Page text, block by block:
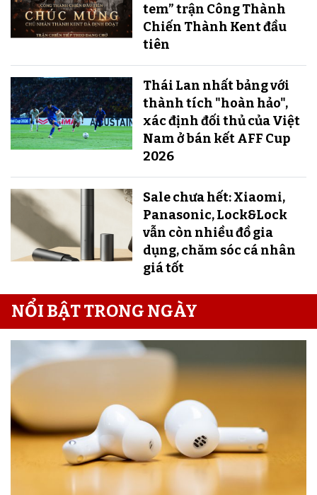
tem” trận Công Thành
Chiến Thành Kent đầu
tiên
Thái Lan nhất bảng với
thành tích "hoàn hảo",
xác định đối thủ của Việt
Nam ở bán kết AFF Cup
2026
Sale chưa hết: Xiaomi,
Panasonic, Lock&Lock
vẫn còn nhiều đồ gia
dụng, chăm sóc cá nhân
giá tốt
NỔI BẬT TRONG NGÀY